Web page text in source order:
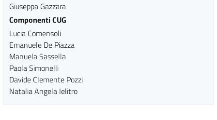
Giuseppa Gazzara
Componenti CUG
Lucia Comensoli
Emanuele De Piazza
Manuela Sassella
Paola Simonelli
Davide Clemente Pozzi
Natalia Angela Ielitro